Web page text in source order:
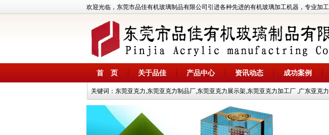
欢迎光临，东莞市品佳有机玻璃制品有限公司引进各种先进的有机玻璃加工机器，专业
首 页 关于品佳 产品中心 资讯动态 成功案例
关键词：东莞亚克力,东莞亚克力制品厂,东莞亚克力展示架,东莞亚克力加工厂 ,广东亚